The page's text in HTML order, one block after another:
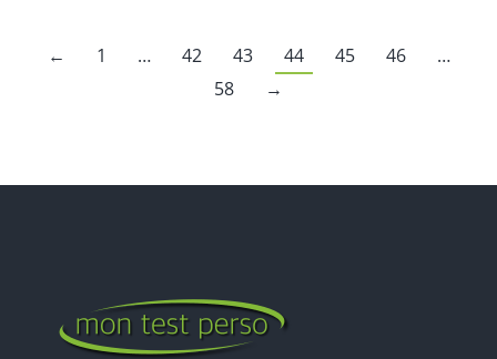
← 1 … 42 43 44 45 46
…
58
→